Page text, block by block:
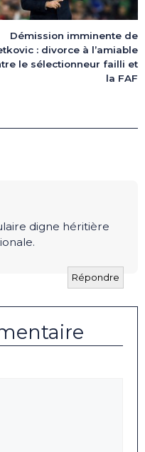
Démission imminente de
: divorce à l’amiable
le sélectionneur failli et
la FAF
digne héritière
Répondre